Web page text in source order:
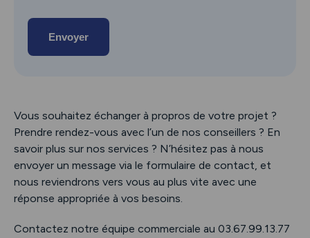
Vous souhaitez échanger à propros de votre projet ?
Prendre rendez-vous avec l’un de nos conseillers ? En
savoir plus sur nos services ? N’hésitez pas à nous
envoyer un message via le formulaire de contact, et
nous reviendrons vers vous au plus vite avec une
réponse appropriée à vos besoins.
Contactez notre équipe commerciale au 03.67.99.13.77
Envoyer